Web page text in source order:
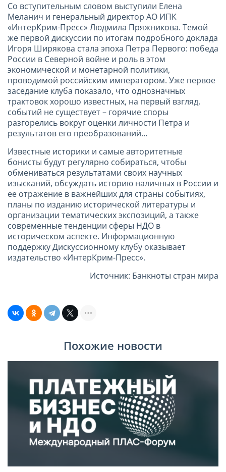
Со вступительным словом выступили Елена
Меланич и генеральный директор АО ИПК
«ИнтерКрим-Пресс» Людмила Пряжникова. Темой
же первой дискуссии по итогам подробного доклада
Игоря Ширякова стала эпоха Петра Первого: победа
России в Северной войне и роль в этом
экономической и монетарной политики,
проводимой российским императором. Уже первое
заседание клуба показало, что однозначных
трактовок хорошо известных, на первый взгляд,
событий не существует – горячие споры
разгорелись вокруг оценки личности Петра и
результатов его преобразований…
Известные историки и самые авторитетные
бонисты будут регулярно собираться, чтобы
обмениваться результатами своих научных
изысканий, обсуждать историю наличных в России и
ее отражение в важнейших для страны событиях,
планы по изданию исторической литературы и
организации тематических экспозиций, а также
современные тенденции сферы НДО в
историческом аспекте. Информационную
поддержку Дискуссионному клубу оказывает
издательство «ИнтерКрим-Пресс».
Источник: Банкноты стран мира
Похожие новости